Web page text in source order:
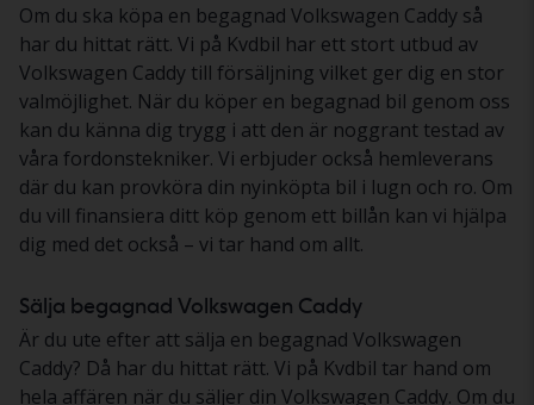
Om du ska köpa en begagnad Volkswagen Caddy så
har du hittat rätt. Vi på Kvdbil har ett stort utbud av
Volkswagen Caddy till försäljning vilket ger dig en stor
valmöjlighet. När du köper en begagnad bil genom oss
kan du känna dig trygg i att den är noggrant testad av
våra fordonstekniker. Vi erbjuder också hemleverans
där du kan provköra din nyinköpta bil i lugn och ro. Om
du vill finansiera ditt köp genom ett billån kan vi hjälpa
dig med det också – vi tar hand om allt.
Sälja begagnad Volkswagen Caddy
Är du ute efter att sälja en begagnad Volkswagen
Caddy? Då har du hittat rätt. Vi på Kvdbil tar hand om
hela affären när du säljer din Volkswagen Caddy. Om du